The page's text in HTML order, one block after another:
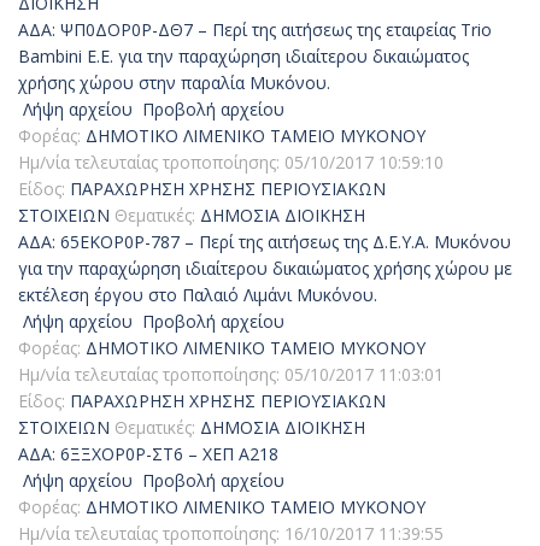
ΑΔΑ: ΨΠ0ΔΟΡ0Ρ-ΔΘ7 – Περί της αιτήσεως της εταιρείας Trio
Bambini E.E. για την παραχώρηση ιδιαίτερου δικαιώματος
χρήσης χώρου στην παραλία Μυκόνου.
Λήψη αρχείου Προβολή αρχείου
Φορέας: ΔΗΜΟΤΙΚΟ ΛΙΜΕΝΙΚΟ ΤΑΜΕΙΟ ΜΥΚΟΝΟΥ
Ημ/νία τελευταίας τροποποίησης: 05/10/2017 10:59:10
Είδος: ΠΑΡΑΧΩΡΗΣΗ ΧΡΗΣΗΣ ΠΕΡΙΟΥΣΙΑΚΩΝ
ΣΤΟΙΧΕΙΩΝ Θεματικές: ΔΗΜΟΣΙΑ ΔΙΟΙΚΗΣΗ
ΑΔΑ: 65ΕΚΟΡ0Ρ-787 – Περί της αιτήσεως της Δ.Ε.Υ.Α. Μυκόνου
για την παραχώρηση ιδιαίτερου δικαιώματος χρήσης χώρου με
εκτέλεση έργου στο Παλαιό Λιμάνι Μυκόνου.
Λήψη αρχείου Προβολή αρχείου
Φορέας: ΔΗΜΟΤΙΚΟ ΛΙΜΕΝΙΚΟ ΤΑΜΕΙΟ ΜΥΚΟΝΟΥ
Ημ/νία τελευταίας τροποποίησης: 05/10/2017 11:03:01
Είδος: ΠΑΡΑΧΩΡΗΣΗ ΧΡΗΣΗΣ ΠΕΡΙΟΥΣΙΑΚΩΝ
ΣΤΟΙΧΕΙΩΝ Θεματικές: ΔΗΜΟΣΙΑ ΔΙΟΙΚΗΣΗ
ΑΔΑ: 6ΞΞΧΟΡ0Ρ-ΣΤ6 – ΧΕΠ Α218
Λήψη αρχείου Προβολή αρχείου
Φορέας: ΔΗΜΟΤΙΚΟ ΛΙΜΕΝΙΚΟ ΤΑΜΕΙΟ ΜΥΚΟΝΟΥ
Ημ/νία τελευταίας τροποποίησης: 16/10/2017 11:39:55